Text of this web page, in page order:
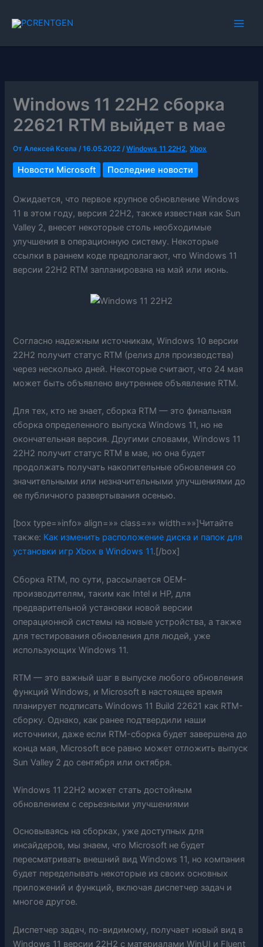
Windows 11 22H2 сборка
22621 RTM выйдет в мае
ОтАлексей Ксела/16.05.2022/Windows 11 22H2,Xbox
Новости Microsoft Последние новости
Ожидается, что первое крупное обновление Windows
11 в этом году, версия 22H2, также известная как Sun
Valley 2, внесет некоторые столь необходимые
улучшения в операционную систему. Некоторые
ссылки в раннем коде предполагают, что Windows 11
версии 22H2 RTM запланирована на май или июнь.
Согласно надежным источникам, Windows 10 версии
22H2 получит статус RTM (релиз для производства)
через несколько дней. Некоторые считают, что 24 мая
может быть объявлено внутреннее объявление RTM.
Для тех, кто не знает, сборка RTM — это финальная
сборка определенного выпуска Windows 11, но не
окончательная версия. Другими словами, Windows 11
22H2 получит статус RTM в мае, но она будет
продолжать получать накопительные обновления со
значительными или незначительными улучшениями до
ее публичного развертывания осенью.
[box type=»info» align=»» class=»» width=»»]Читайте
также: Как изменить расположение диска и папок для
установки игр Xbox в Windows 11.[/box]
Сборка RTM, по сути, рассылается OEM-
производителям, таким как Intel и HP, для
предварительной установки новой версии
операционной системы на новые устройства, а также
для тестирования обновления для людей, уже
использующих Windows 11.
RTM — это важный шаг в выпуске любого обновления
функций Windows, и Microsoft в настоящее время
планирует подписать Windows 11 Build 22621 как RTM-
сборку. Однако, как ранее подтвердили наши
источники, даже если RTM-сборка будет завершена до
конца мая, Microsoft все равно может отложить выпуск
Sun Valley 2 до сентября или октября.
Windows 11 22H2 может стать достойным
обновлением с серьезными улучшениями
Основываясь на сборках, уже доступных для
инсайдеров, мы знаем, что Microsoft не будет
пересматривать внешний вид Windows 11, но компания
будет переделывать некоторые из своих основных
приложений и функций, включая диспетчер задач и
многое другое.
Диспетчер задач, по-видимому, получает новый вид в
Windows 11 версии 22H2 с материалами WinUI и Fluent